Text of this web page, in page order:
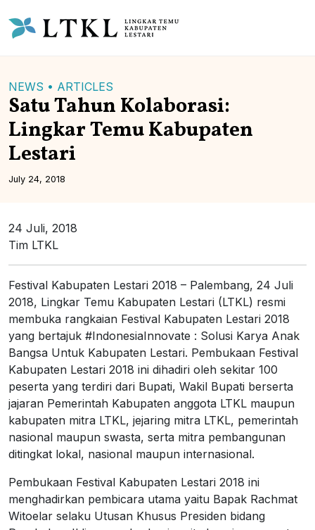
NEWS • ARTICLES
Satu Tahun Kolaborasi:
Lingkar Temu Kabupaten
Lestari
July 24, 2018
24 Juli, 2018
Tim LTKL
Festival Kabupaten Lestari 2018 – Palembang, 24 Juli
2018, Lingkar Temu Kabupaten Lestari (LTKL) resmi
membuka rangkaian Festival Kabupaten Lestari 2018
yang bertajuk #IndonesiaInnovate : Solusi Karya Anak
Bangsa Untuk Kabupaten Lestari. Pembukaan Festival
Kabupaten Lestari 2018 ini dihadiri oleh sekitar 100
peserta yang terdiri dari Bupati, Wakil Bupati berserta
jajaran Pemerintah Kabupaten anggota LTKL maupun
kabupaten mitra LTKL, jejaring mitra LTKL, pemerintah
nasional maupun swasta, serta mitra pembangunan
ditingkat lokal, nasional maupun internasional.
Pembukaan Festival Kabupaten Lestari 2018 ini
menghadirkan pembicara utama yaitu Bapak Rachmat
Witoelar selaku Utusan Khusus Presiden bidang